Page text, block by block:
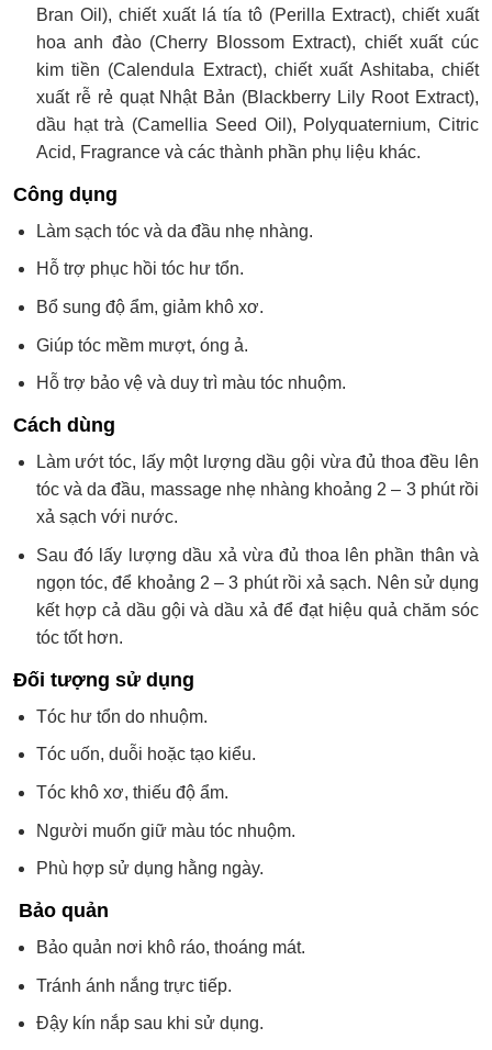
Bran Oil), chiết xuất lá tía tô (Perilla Extract), chiết xuất
hoa anh đào (Cherry Blossom Extract), chiết xuất cúc
kim tiền (Calendula Extract), chiết xuất Ashitaba, chiết
xuất rễ rẻ quạt Nhật Bản (Blackberry Lily Root Extract),
dầu hạt trà (Camellia Seed Oil), Polyquaternium, Citric
Acid, Fragrance và các thành phần phụ liệu khác.
Công dụng
Làm sạch tóc và da đầu nhẹ nhàng.
Hỗ trợ phục hồi tóc hư tổn.
Bổ sung độ ẩm, giảm khô xơ.
Giúp tóc mềm mượt, óng ả.
Hỗ trợ bảo vệ và duy trì màu tóc nhuộm.
Cách dùng
Làm ướt tóc, lấy một lượng dầu gội vừa đủ thoa đều lên
tóc và da đầu, massage nhẹ nhàng khoảng 2 – 3 phút rồi
xả sạch với nước.
Sau đó lấy lượng dầu xả vừa đủ thoa lên phần thân và
ngọn tóc, để khoảng 2 – 3 phút rồi xả sạch. Nên sử dụng
kết hợp cả dầu gội và dầu xả để đạt hiệu quả chăm sóc
tóc tốt hơn.
Đối tượng sử dụng
Tóc hư tổn do nhuộm.
Tóc uốn, duỗi hoặc tạo kiểu.
Tóc khô xơ, thiếu độ ẩm.
Người muốn giữ màu tóc nhuộm.
Phù hợp sử dụng hằng ngày.
Bảo quản
Bảo quản nơi khô ráo, thoáng mát.
Tránh ánh nắng trực tiếp.
Đậy kín nắp sau khi sử dụng.